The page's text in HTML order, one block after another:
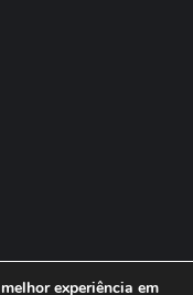
experiência em